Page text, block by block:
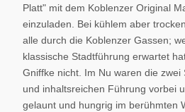
Platt" mit dem Koblenzer Original
einzuladen. Bei kühlem aber
alle durch die Koblenzer Gassen;
klassische Stadtführung erwartet
Gniffke nicht. Im Nu waren die zwei
und inhaltsreichen Führung vorbei
gelaunt und hungrig im berühmten